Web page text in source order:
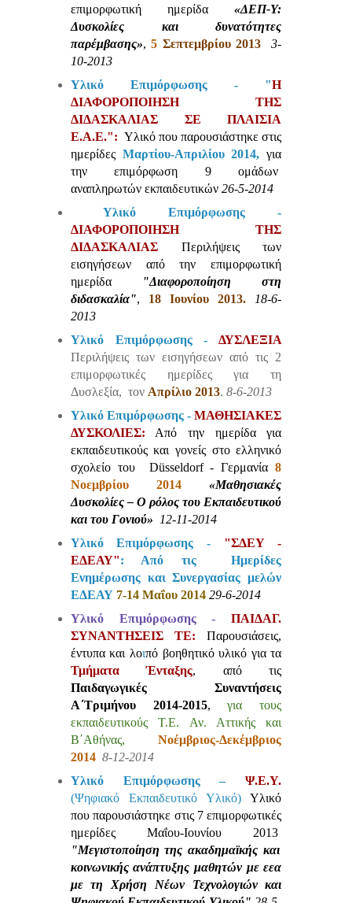
επιμορφωτική ημερίδα«ΔΕΠ-Υ:
Δυσκολίες και δυνατότητες
παρέμβασης», 5 Σεπτεμβρίου 2013
3-
10-2013
Υλικό Επιμόρφωσης - "Η
ΔΙΑΦΟΡΟΠΟΙΗΣΗ ΤΗΣ
ΔΙΔΑΣΚΑΛΙΑΣ ΣΕ ΠΛΑΙΣΙΑ
Ε.Α.Ε.": Υλικό που παρουσιάστηκε στις
ημερίδες Μαρτίου-Απριλίου 2014, για
την επιμόρφωση 9 ομάδων
αναπληρωτών εκπαιδευτικών 26-5-2014
Υλικό Επιμόρφωσης -
ΔΙΑΦΟΡΟΠΟΙΗΣΗ ΤΗΣ
ΔΙΔΑΣΚΑΛΙΑΣ
Περιλήψεις των
εισηγήσεων από την επιμορφωτική
ημερίδα
"Διαφοροποίηση στη
διδασκαλία", 18 Ιουνίου 2013.
18-6-
2013
Υλικό Επιμόρφωσης -ΔΥΣΛΕΞΙΑ
Περιλήψεις των εισηγήσεων από τις 2
επιμορφωτικές ημερίδες για τη
Δυσλεξία, τον Απρίλιο 2013. 8-6-2013
Υλικό Επιμόρφωσης -ΜΑΘΗΣΙΑΚΕΣ
ΔΥΣΚΟΛΙΕΣ:
Από την ημερίδα για
εκπαιδευτικούς και γονείς στο ελληνικό
σχολείο του Düsseldorf - Γερμανία8
Νοεμβρίου 2014
«Μαθησιακές
Δυσκολίες – Ο ρόλος του Εκπαιδευτικού
και του Γονιού»
12-11-2014
Υλικό Επιμόρφωσης - "ΣΔΕΥ -
ΕΔΕΑΥ": Από τιςΗμερίδες
Ενημέρωσης και Συνεργασίας μελών
ΕΔΕΑΥ 7-14 Μαΐου 2014 29-6-2014
Υλικό Επιμόρφωσης -
ΠΑΙΔΑΓ.
ΣΥΝΑΝΤΗΣΕΙΣ ΤΕ:
Παρουσιάσεις,
έντυπα και λοιπό βοηθητικό υλικό για τα
Τμήματα
Ένταξης, από τις
Παιδαγωγικές Συναντήσεις
Α΄Τριμήνου 2014-2015,
για τους
εκπαιδευτικούς Τ.Ε. Αν. Αττικής και
Β΄Αθήνας,Νοέμβριος-Δεκέμβριος
2014 8-12-2014
Υλικό Επιμόρφωσης –Ψ.Ε.Υ.
(Ψηφιακό Εκπαιδευτικό Υλικό)Υλικό
που παρουσιάστηκε στις 7 επιμορφωτικές
ημερίδες Μαΐου-Ιουνίου 2013
"Μεγιστοποίηση της ακαδημαϊκής και
κοινωνικής ανάπτυξης μαθητών με εεα
με τη Χρήση Νέων Τεχνολογιών και